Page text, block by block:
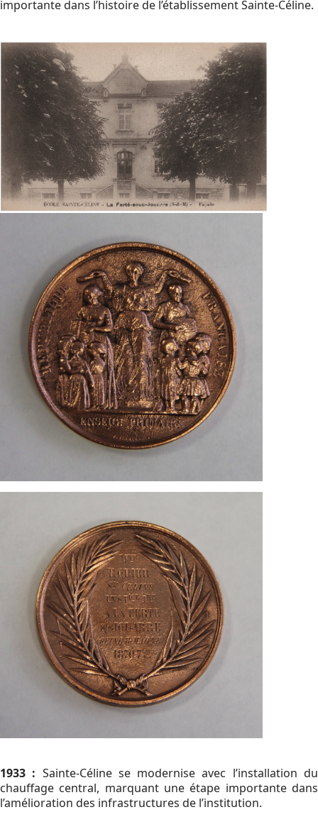
importante dans l’histoire de l’établissement Sainte-Céline.
1933 : Sainte-Céline se modernise avec l’installation du
chauffage central, marquant une étape importante dans
l’amélioration des infrastructures de l’institution.